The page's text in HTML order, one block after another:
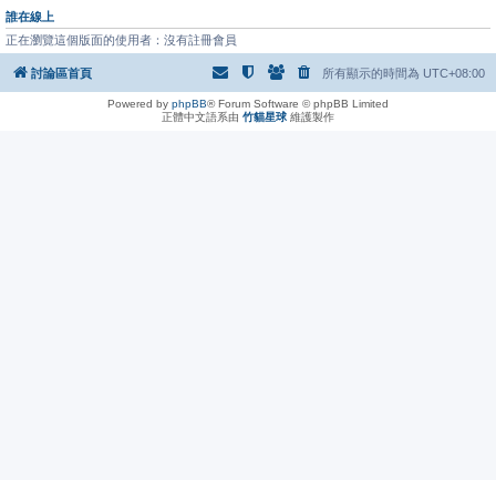
誰在線上
正在瀏覽這個版面的使用者：沒有註冊會員
討論區首頁 所有顯示的時間為 UTC+08:00
Powered by phpBB® Forum Software © phpBB Limited
正體中文語系由 竹貓星球 維護製作